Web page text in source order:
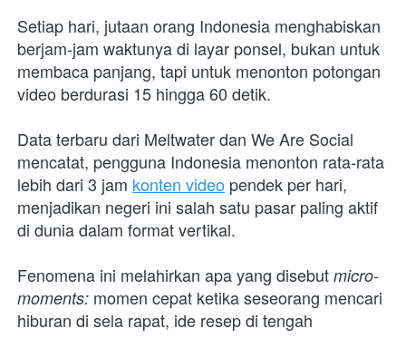
Setiap hari, jutaan orang Indonesia menghabiskan
berjam-jam waktunya di layar ponsel, bukan untuk
membaca panjang, tapi untuk menonton potongan
video berdurasi 15 hingga 60 detik.
Data terbaru dari Meltwater dan We Are Social
mencatat, pengguna Indonesia menonton rata-rata
lebih dari 3 jam konten video pendek per hari,
menjadikan negeri ini salah satu pasar paling aktif
di dunia dalam format vertikal.
Fenomena ini melahirkan apa yang disebut micro-
moments: momen cepat ketika seseorang mencari
hiburan di sela rapat, ide resep di tengah